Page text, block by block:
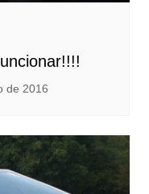
de 2016